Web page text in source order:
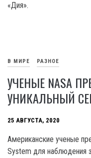
«Дия».
В МИРЕ РАЗНОЕ
УЧЕНЫЕ NASA
УНИКАЛЬНЫЙ
25 АВГУСТА, 2020
Американские ученые
System для наблюдения